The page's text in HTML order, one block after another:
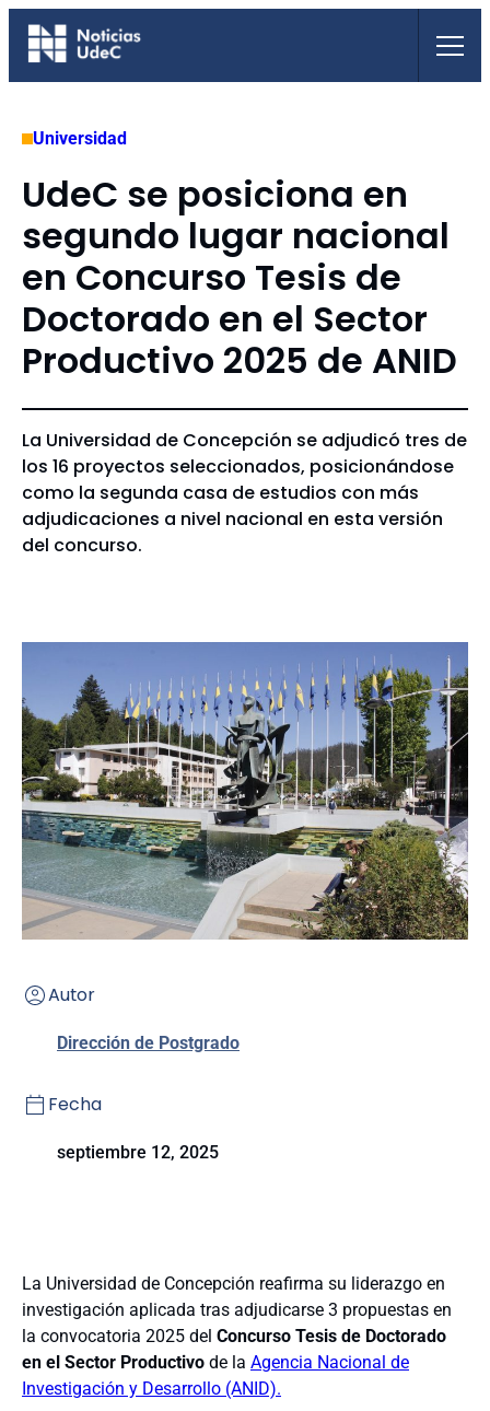
Saltar
Universidad
UdeC se posiciona en
segundo lugar nacional
en Concurso Tesis de
Doctorado en el Sector
Productivo 2025 de ANID
La Universidad de Concepción se adjudicó tres de
los 16 proyectos seleccionados, posicionándose
como la segunda casa de estudios con más
adjudicaciones a nivel nacional en esta versión
del concurso.
Autor
Dirección de Postgrado
Fecha
septiembre 12, 2025
La Universidad de Concepción reafirma su liderazgo en
investigación aplicada tras adjudicarse 3 propuestas en
la convocatoria 2025 del Concurso Tesis de Doctorado
en el Sector Productivo de la Agencia Nacional de
Investigación y Desarrollo (ANID).